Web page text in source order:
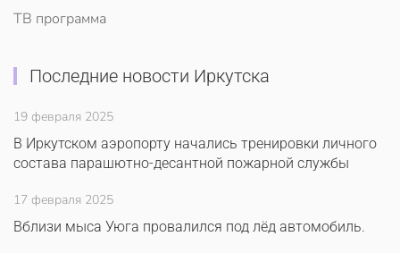
ТВ программа
Последние новости Иркутска
19 февраля 2025
В Иркутском аэропорту начались тренировки личного
состава парашютно-десантной пожарной службы
17 февраля 2025
Вблизи мыса Уюга провалился под лёд автомобиль.